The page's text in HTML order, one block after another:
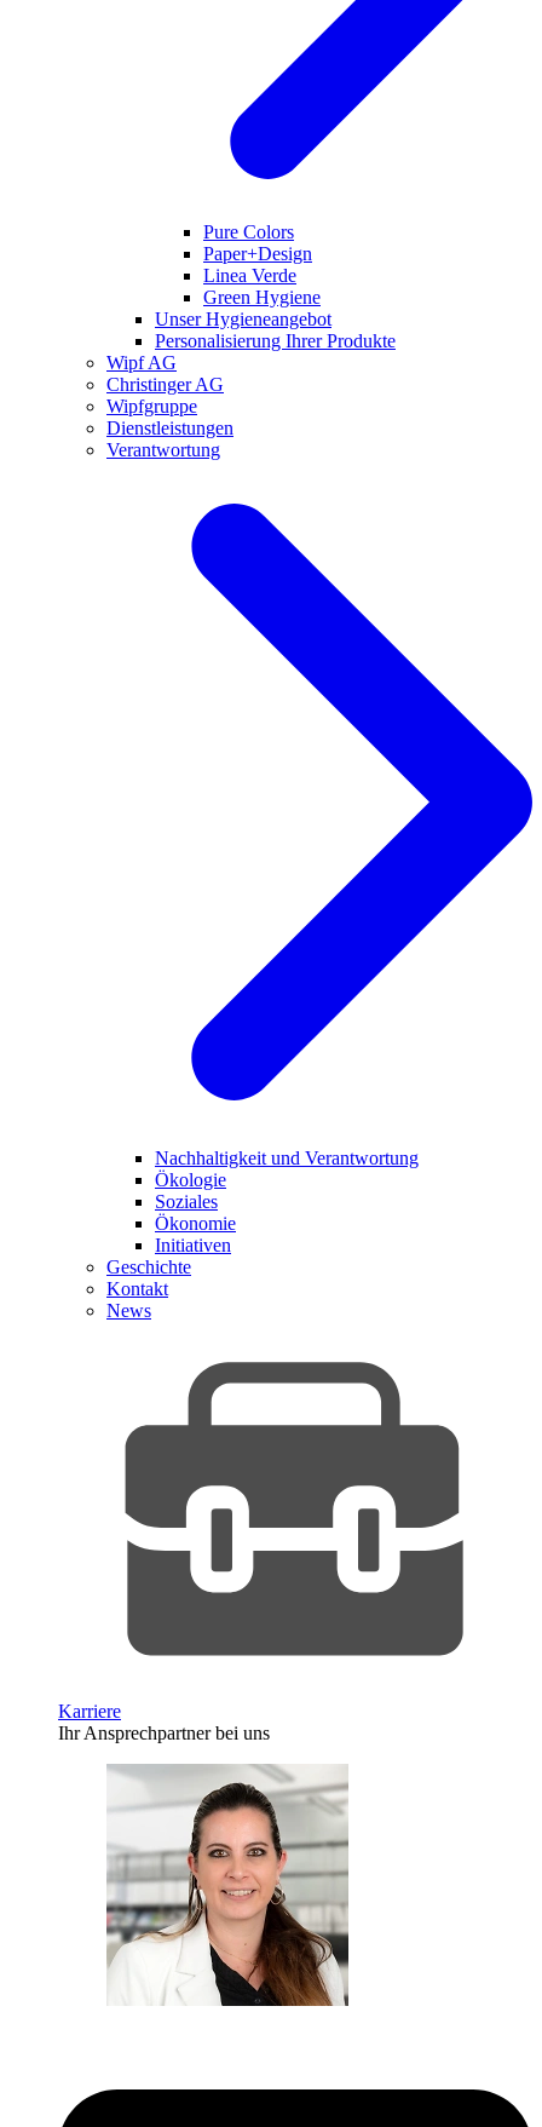
Pure Colors
Paper+Design
Linea Verde
Green Hygiene
Unser Hygieneangebot
Personalisierung Ihrer Produkte
Wipf AG
Christinger AG
Wipfgruppe
Dienstleistungen
Verantwortung
Nachhaltigkeit und Verantwortung
Ökologie
Soziales
Ökonomie
Initiativen
Geschichte
Kontakt
News
Karriere
Ihr Ansprechpartner bei uns